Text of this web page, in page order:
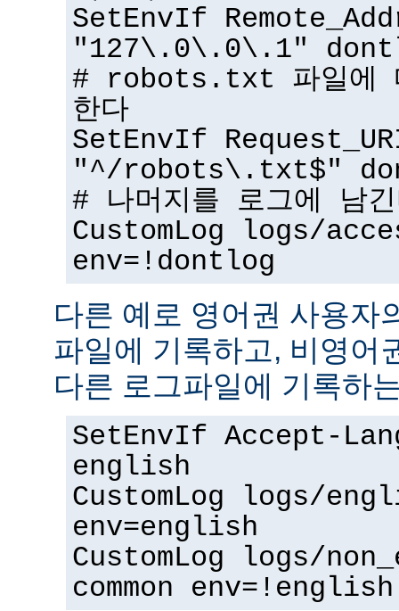
SetEnvIf
"127\.0\.0\.1"
# robots.txt 파일에
한다
SetEnvIf
"^/robots\.txt$"
# 나머지를 로그에 남
CustomLog logs/
env=!dontlog
다른 예로 영어권 사용자
파일에 기록하고, 비영어
다른 로그파일에 기록하
SetEnvIf Accept-
english
CustomLog logs/
env=english
CustomLog logs/
common env=!english